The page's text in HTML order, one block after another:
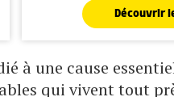
Découvrir
à une cause
qui vivent tout